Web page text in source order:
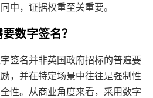
中，证据权重至关重要。
数字签名？
签名并非英国政府招标的普遍要
，并在特定场景中往往是强制性
性。从商业角度来看，采用数字